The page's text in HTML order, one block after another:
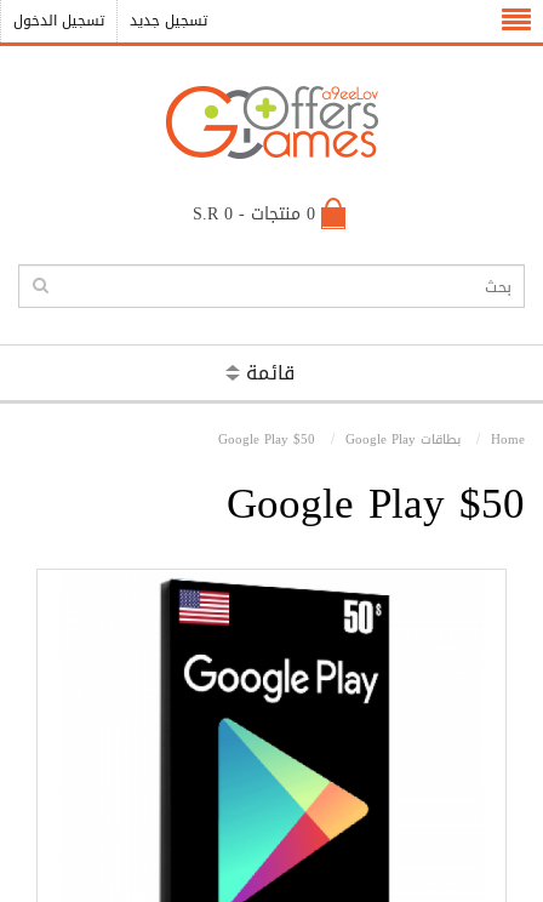
تسجيل الدخول تسجيل جديد
0 منتجات - S.R 0
قائمة
Home بطاقات Google Play Google Play $50
Google Play $50